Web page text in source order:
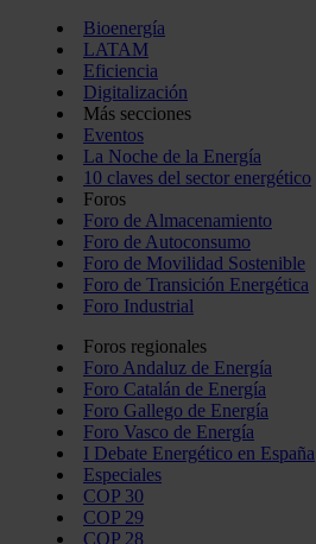
Bioenergía
LATAM
Eficiencia
Digitalización
Más secciones
Eventos
La Noche de la Energía
10 claves del sector energético
Foros
Foro de Almacenamiento
Foro de Autoconsumo
Foro de Movilidad Sostenible
Foro de Transición Energética
Foro Industrial
Foros regionales
Foro Andaluz de Energía
Foro Catalán de Energía
Foro Gallego de Energía
Foro Vasco de Energía
I Debate Energético en España
Especiales
COP 30
COP 29
COP 28